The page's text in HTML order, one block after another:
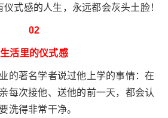
仪式感的人生，永远都会灰头土脸！
02
生活里的仪式感
的著名学者说过他上学的事情：在
每次接他、送他的前一天，都会认
洗得非常干净。